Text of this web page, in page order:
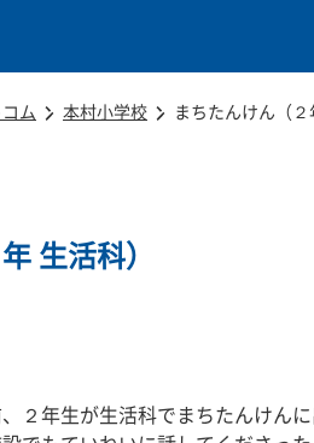
ム 本村小学校 まちたんけん（２
生活科）
２年生が生活科でまちたんけん